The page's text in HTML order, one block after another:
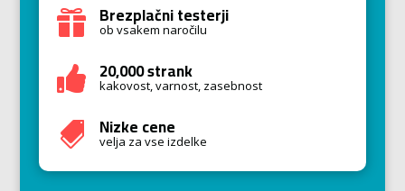
 Brezplačni testerji
ob vsakem naročilu
 20,000 strank
kakovost, varnost, zasebnost
 Nizke cene
velja za vse izdelke